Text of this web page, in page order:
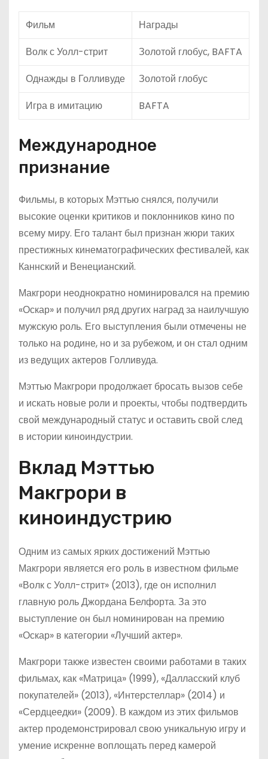
Фильм
Награды
Волк с Уолл-стрит
Золотой глобус, BAFTA
Однажды в Голливуде
Золотой глобус
Игра в имитацию
BAFTA
Международное
признание
Фильмы, в которых Мэттью снялся, получили
высокие оценки критиков и поклонников кино по
всему миру. Его талант был признан жюри таких
престижных кинематографических фестивалей, как
Каннский и Венецианский.
Макгрори неоднократно номинировался на премию
«Оскар» и получил ряд других наград за наилучшую
мужскую роль. Его выступления были отмечены не
только на родине, но и за рубежом, и он стал одним
из ведущих актеров Голливуда.
Мэттью Макгрори продолжает бросать вызов себе
и искать новые роли и проекты, чтобы подтвердить
свой международный статус и оставить свой след
в истории киноиндустрии.
Вклад Мэттью
Макгрори в
киноиндустрию
Одним из самых ярких достижений Мэттью
Макгрори является его роль в известном фильме
«Волк с Уолл-стрит» (2013), где он исполнил
главную роль Джордана Белфорта. За это
выступление он был номинирован на премию
«Оскар» в категории «Лучший актер».
Макгрори также известен своими работами в таких
фильмах, как «Матрица» (1999), «Далласский клуб
покупателей» (2013), «Интерстеллар» (2014) и
«Сердцеедки» (2009). В каждом из этих фильмов
актер продемонстрировал свою уникальную игру и
умение искренне воплощать перед камерой